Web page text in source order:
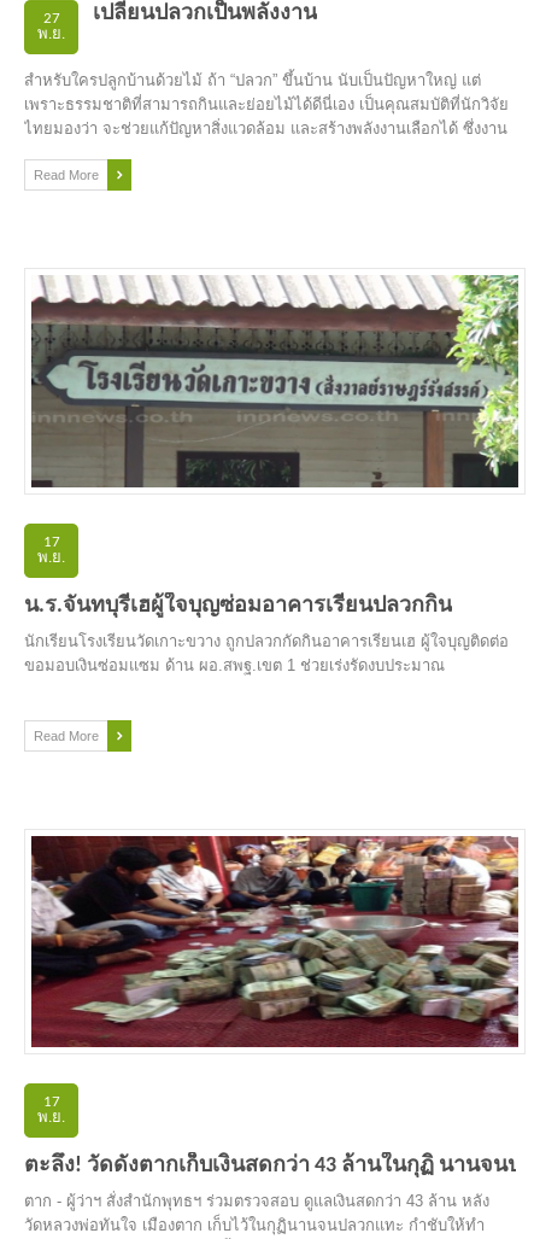
27
พ.ย.
เปลี่ยนปลวกเป็นพลังงาน
สำหรับใครปลูกบ้านด้วยไม้ ถ้า “ปลวก” ขึ้นบ้าน นับเป็นปัญหาใหญ่ แต่
เพราะธรรมชาติที่สามารถกินและย่อยไม้ได้ดีนี่เอง เป็นคุณสมบัติที่นักวิจัย
ไทยมองว่า จะช่วยแก้ปัญหาสิ่งแวดล้อม และสร้างพลังงานเลือกได้ ซึ่งงาน
3 สายพันธุ์ และยังตัดต่อลง E.coli เพื่อลดอันตรายจากแบคทีเรียได้แล้ว 1
Read More
17
พ.ย.
น.ร.จันทบุรีเฮผู้ใจบุญซ่อมอาคารเรียนปลวกกิน
นักเรียนโรงเรียนวัดเกาะขวาง ถูกปลวกกัดกินอาคารเรียนเฮ ผู้ใจบุญติดต่อ
ขอมอบเงินซ่อมแซม ด้าน ผอ.สพฐ.เขต 1 ช่วยเร่งรัดงบประมาณ
Read More
17
พ.ย.
ตะลึง! วัดดังตากเก็บเงินสดกว่า 43 ล้านในกุฏิ นานจนป
ตาก - ผู้ว่าฯ สั่งสำนักพุทธฯ ร่วมตรวจสอบ ดูแลเงินสดกว่า 43 ล้าน หลัง
วัดหลวงพ่อทันใจ เมืองตาก เก็บไว้ในกุฏินานจนปลวกแทะ กำชับให้ทำ